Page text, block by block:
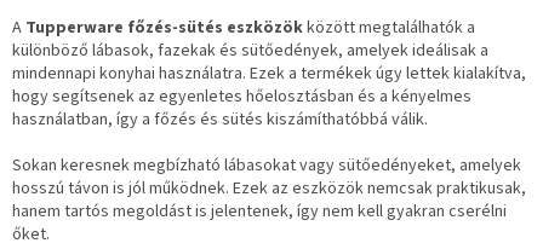
i
r
á
n
y
t
á
s
A Tupperware főzés-sütés eszközökközött megtalálhatók a
különböző lábasok, fazekak és sütőedények, amelyek ideálisak a
mindennapi konyhai használatra. Ezek a termékek úgy lettek kialakítva,
hogy segítsenek az egyenletes hőelosztásban és a kényelmes
használatban, így a főzés és sütés kiszámíthatóbbá válik.
Sokan keresnek megbízható lábasokat vagy sütőedényeket, amelyek
hosszú távon is jól működnek. Ezek az eszközök nemcsak praktikusak,
hanem tartós megoldást is jelentenek, így nem kell gyakran cserélni
őket.